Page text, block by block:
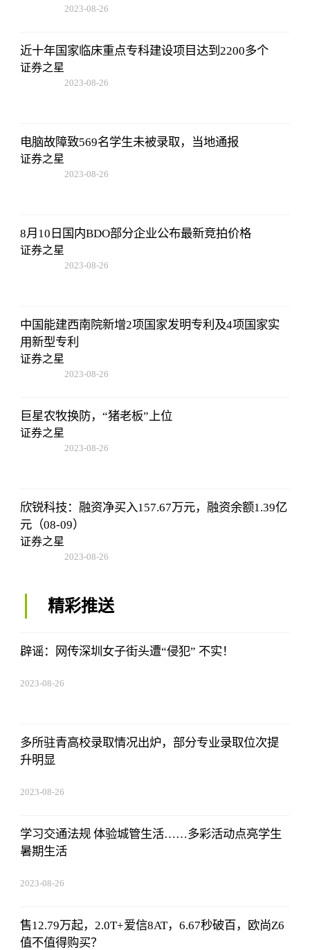
2023-08-26
近十年国家临床重点专科建设项目达到2200多个
证券之星
2023-08-26
电脑故障致569名学生未被录取，当地通报
证券之星
2023-08-26
8月10日国内BDO部分企业公布最新竞拍价格
证券之星
2023-08-26
中国能建西南院新增2项国家发明专利及4项国家实
用新型专利
证券之星
2023-08-26
巨星农牧换防，“猪老板”上位
证券之星
2023-08-26
欣锐科技：融资净买入157.67万元，融资余额1.39亿
元（08-09）
证券之星
2023-08-26
精彩推送
辟谣：网传深圳女子街头遭“侵犯” 不实！
2023-08-26
多所驻青高校录取情况出炉，部分专业录取位次提
升明显
2023-08-26
学习交通法规 体验城管生活……多彩活动点亮学生
暑期生活
2023-08-26
售12.79万起，2.0T+爱信8AT，6.67秒破百，欧尚Z6
值不值得购买？